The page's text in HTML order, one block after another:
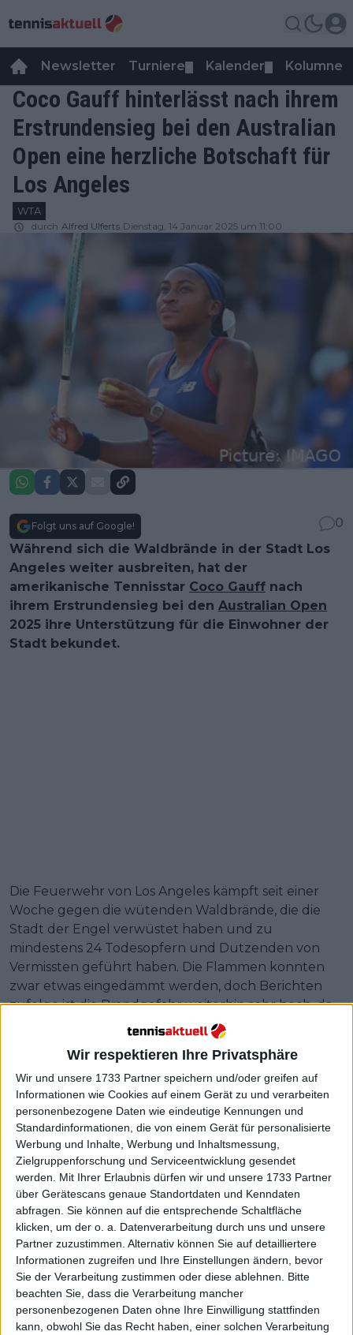
Wir respektieren Ihre Privatsphäre
Wir und unsere 1733 Partner speichern und/oder greifen auf
Informationen wie Cookies auf einem Gerät zu und verarbeiten
personenbezogene Daten wie eindeutige Kennungen und
Standardinformationen, die von einem Gerät für personalisierte
Werbung und Inhalte, Werbung und Inhaltsmessung,
Zielgruppenforschung und Serviceentwicklung gesendet
werden.
Mit Ihrer Erlaubnis dürfen wir und unsere 1733 Partner
über Gerätescans genaue Standortdaten und Kenndaten
abfragen. Sie können auf die entsprechende Schaltfläche
klicken, um der o. a. Datenverarbeitung durch uns und unsere
Partner zuzustimmen. Alternativ können Sie auf detailliertere
Informationen zugreifen und Ihre Einstellungen ändern, bevor
Sie der Verarbeitung zustimmen oder diese ablehnen.
Bitte
beachten Sie, dass die Verarbeitung mancher
personenbezogenen Daten ohne Ihre Einwilligung stattfinden
kann, obwohl Sie das Recht haben, einer solchen Verarbeitung
Newsletter Turniere Kalender Kolumnen
Coco Gauff hinterlässt nach ihrem
Erstrundensieg bei den Australian
Open eine herzliche Botschaft für
Los Angeles
WTA
durch Alfred Ulferts Dienstag, 14 Januar 2025 um 11:00
Folgt uns auf Google!
0
Während sich die Waldbrände in der Stadt Los
Angeles weiter ausbreiten, hat der
amerikanische Tennisstar Coco Gauff nach
ihrem Erstrundensieg bei den Australian Open
2025 ihre Unterstützung für die Einwohner der
Stadt bekundet.
Die Feuerwehr von Los Angeles kämpft seit einer
Woche gegen die wütenden Waldbrände, die die
Stadt der Engel verwüstet haben und zu
mindestens 24 Todesopfern und Dutzenden von
Vermissten geführt haben. Die Flammen konnten
zwar etwas eingedämmt werden, doch Berichten
zufolge ist die Brandgefahr weiterhin sehr hoch, da
die gefährlichen Winde in dieser Woche
Weiterlesen
Naomi Osaka besorgt:
Waldbrände nur drei Blocks von
ihrem Haus entfernt nach hartem
Sieg bei den Australian Open